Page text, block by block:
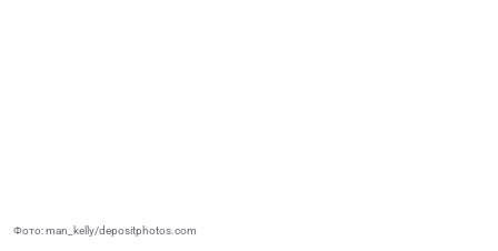
Фото: man_kelly/depositphotos.com